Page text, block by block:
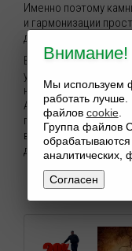
Именно поэтому
и гармонизации
доме подлинного
Все Обереги,
уникальны! Каждый
носитель имеет
Амулет, Талисман
подобран именно для
выполнен ритуал по
день.
Внимание!
Мы используем
работать
файлов cookie.
Группа файлов
обрабатываются
аналитических,
Согласен